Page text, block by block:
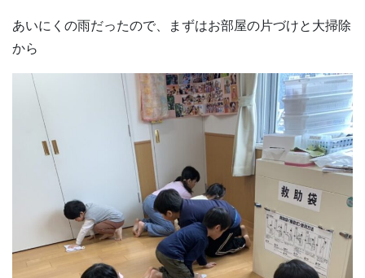
あいにくの雨だったので、まずはお部屋の片づけと大掃除
から